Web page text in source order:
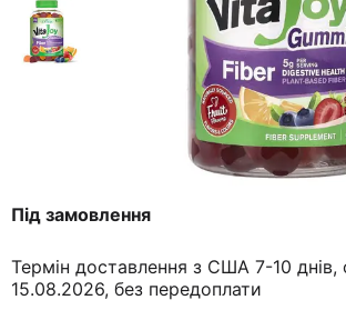
Під замовлення
Термін доставлення з США 7-10 днів,
15.08.2026, без передоплати